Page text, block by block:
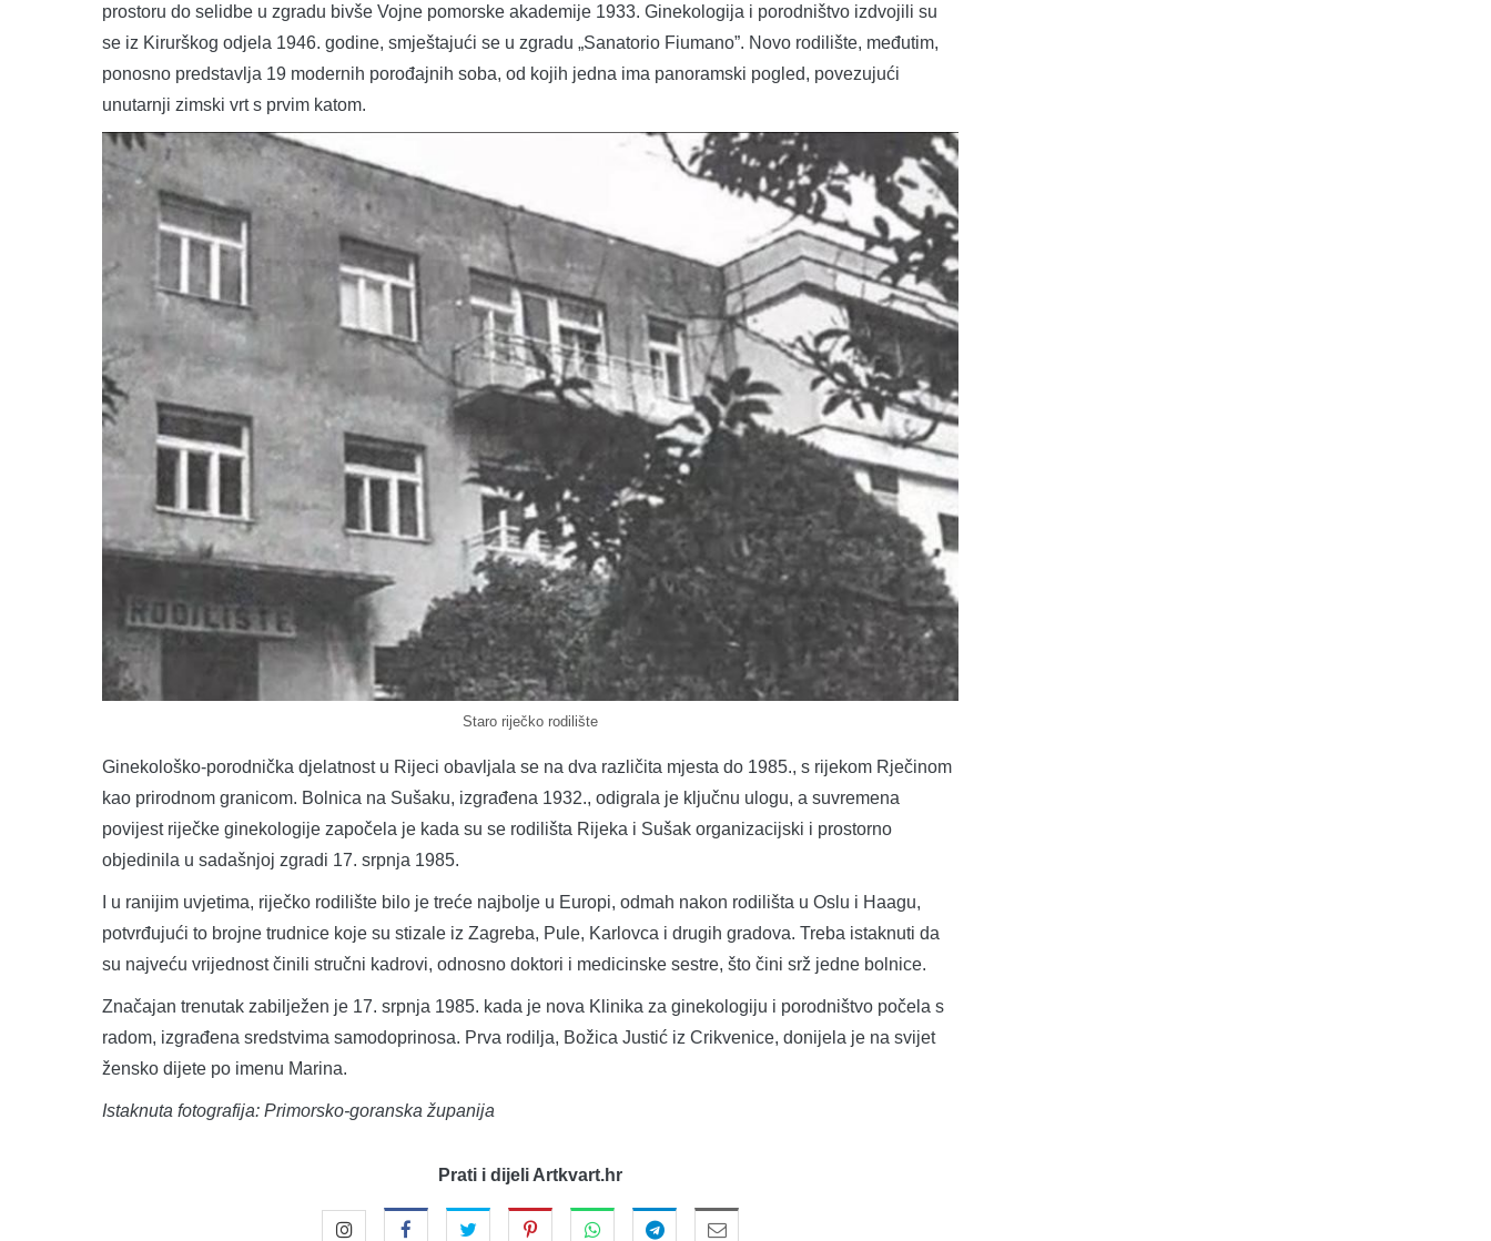
prostoru do selidbe u zgradu bivše Vojne pomorske akademije 1933. Ginekologija i porodništvo izdvojili su
se iz Kirurškog odjela 1946. godine, smještajući se u zgradu „Sanatorio Fiumano”. Novo rodilište, međutim,
ponosno predstavlja 19 modernih porođajnih soba, od kojih jedna ima panoramski pogled, povezujući
unutarnji zimski vrt s prvim katom.
Staro riječko rodilište
Ginekološko-porodnička djelatnost u Rijeci obavljala se na dva različita mjesta do 1985., s rijekom Rječinom
kao prirodnom granicom. Bolnica na Sušaku, izgrađena 1932., odigrala je ključnu ulogu, a suvremena
povijest riječke ginekologije započela je kada su se rodilišta Rijeka i Sušak organizacijski i prostorno
objedinila u sadašnjoj zgradi 17. srpnja 1985.
I u ranijim uvjetima, riječko rodilište bilo je treće najbolje u Europi, odmah nakon rodilišta u Oslu i Haagu,
potvrđujući to brojne trudnice koje su stizale iz Zagreba, Pule, Karlovca i drugih gradova. Treba istaknuti da
su najveću vrijednost činili stručni kadrovi, odnosno doktori i medicinske sestre, što čini srž jedne bolnice.
Značajan trenutak zabilježen je 17. srpnja 1985. kada je nova Klinika za ginekologiju i porodništvo počela s
radom, izgrađena sredstvima samodoprinosa. Prva rodilja, Božica Justić iz Crikvenice, donijela je na svijet
žensko dijete po imenu Marina.
Istaknuta fotografija: Primorsko-goranska županija
Prati i dijeli Artkvart.hr